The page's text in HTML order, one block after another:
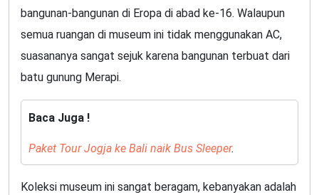
bangunan-bangunan di Eropa di abad ke-16. Walaupun
semua ruangan di museum ini tidak menggunakan AC,
suasananya sangat sejuk karena bangunan terbuat dari
batu gunung Merapi.
Baca Juga !
Paket Tour Jogja ke Bali naik Bus Sleeper.
Koleksi museum ini sangat beragam, kebanyakan adalah